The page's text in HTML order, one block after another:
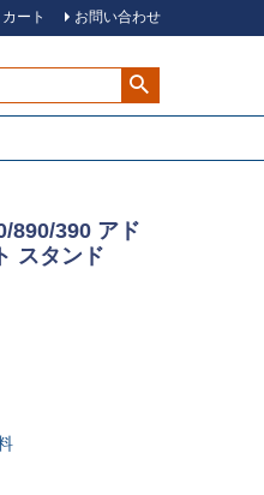
カート お問い合わせ
890/390 アド
スタンド